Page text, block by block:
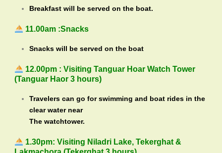
Breakfast will be served on the boat.
11.00am :Snacks
Snacks will be served on the boat
12.00pm : Visiting Tanguar Hoar Watch Tower
(Tanguar Haor 3 hours)
Travelers can go for swimming and boat rides in the
clear water near
The watchtower.
1.30pm: Visiting Niladri Lake, Tekerghat &